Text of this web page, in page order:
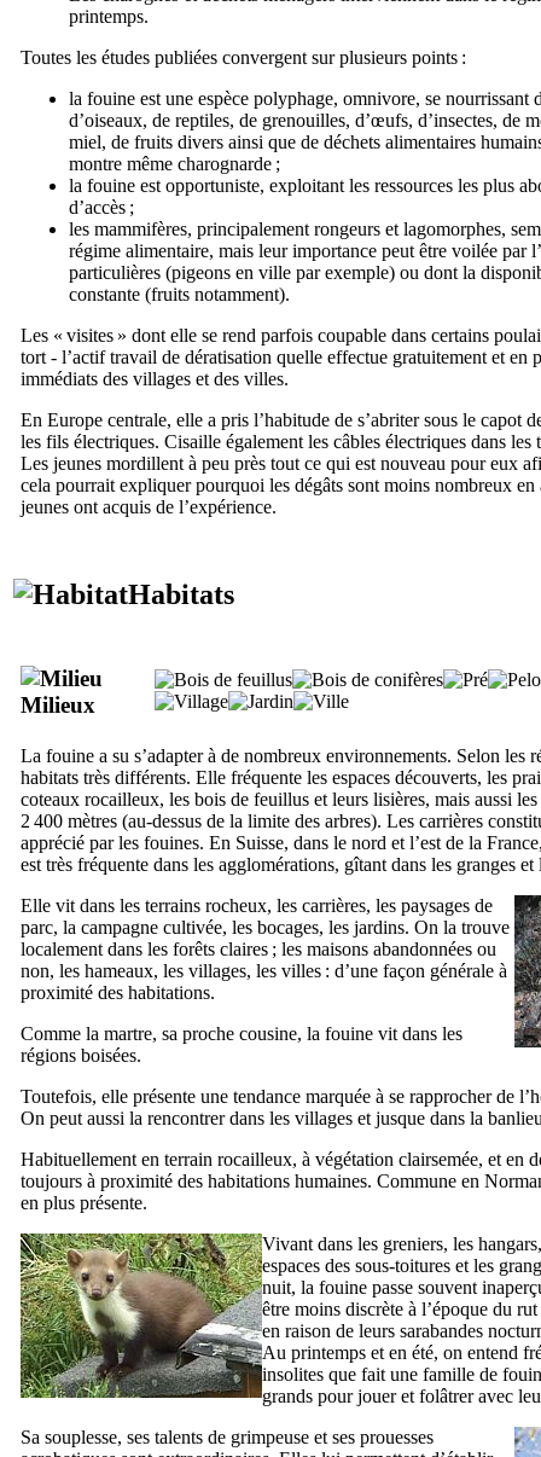
printemps.
Toutes les études publiées convergent sur plusieurs points :
la fouine est une espèce polyphage, omnivore, se nourrissant
d’oiseaux, de reptiles, de grenouilles, d’œufs, d’insectes, de
miel, de fruits divers ainsi que de déchets alimentaires
montre même charognarde ;
la fouine est opportuniste, exploitant les ressources les plus
d’accès ;
les mammifères, principalement rongeurs et lagomorphes,
régime alimentaire, mais leur importance peut être voilée par
particulières (pigeons en ville par exemple) ou dont la
constante (fruits notamment).
Les « visites » dont elle se rend parfois coupable dans certains
tort - l’actif travail de dératisation quelle effectue gratuitement et en
immédiats des villages et des villes.
En Europe centrale, elle a pris l’habitude de s’abriter sous le capot
les fils électriques. Cisaille également les câbles électriques dans les
Les jeunes mordillent à peu près tout ce qui est nouveau pour eux
cela pourrait expliquer pourquoi les dégâts sont moins nombreux en
jeunes ont acquis de l’expérience.
Habitats
Milieux
La fouine a su s’adapter à de nombreux environnements. Selon les
habitats très différents. Elle fréquente les espaces découverts, les
coteaux rocailleux, les bois de feuillus et leurs lisières, mais aussi
2 400 mètres (au-dessus de la limite des arbres). Les carrières
apprécié par les fouines. En Suisse, dans le nord et l’est de la
est très fréquente dans les agglomérations, gîtant dans les granges et
Elle vit dans les terrains rocheux, les carrières, les paysages de
parc, la campagne cultivée, les bocages, les jardins. On la trouve
localement dans les forêts claires ; les maisons abandonnées ou
non, les hameaux, les villages, les villes : d’une façon générale à
proximité des habitations.
Comme la martre, sa proche cousine, la fouine vit dans les
régions boisées.
Toutefois, elle présente une tendance marquée à se rapprocher de
On peut aussi la rencontrer dans les villages et jusque dans la
Habituellement en terrain rocailleux, à végétation clairsemée, et en
toujours à proximité des habitations humaines. Commune en
en plus présente.
Vivant dans les greniers, les
espaces des sous-toitures et les
nuit, la fouine passe souvent
être moins discrète à l’époque du
en raison de leurs sarabandes
Au printemps et en été, on entend
insolites que fait une famille de
grands pour jouer et folâtrer avec
Sa souplesse, ses talents de grimpeuse et ses prouesses